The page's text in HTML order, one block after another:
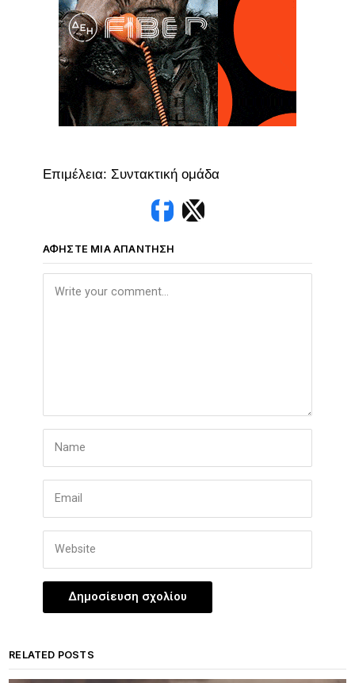
Επιμέλεια: Συντακτική ομάδα
ΑΦΉΣΤΕ ΜΙΑ ΑΠΆΝΤΗΣΗ
RELATED POSTS